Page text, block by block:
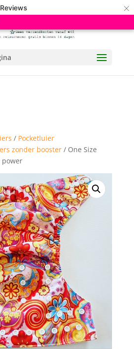
Reviews ×
/ Pocketluier
zonder booster/ One Size
power